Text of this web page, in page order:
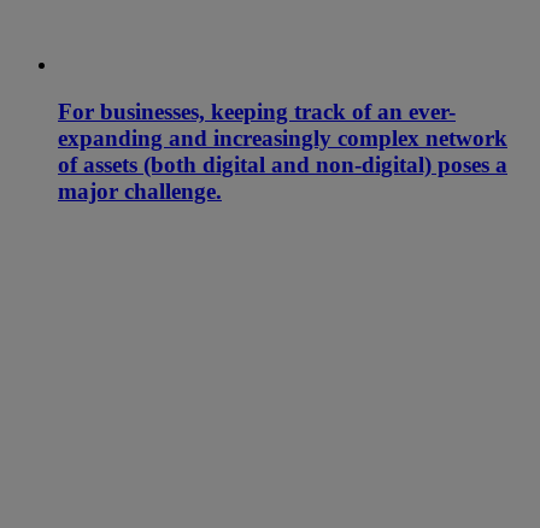
For businesses, keeping track of an ever-
expanding and increasingly complex network
of assets (both digital and non-digital) poses a
major challenge.